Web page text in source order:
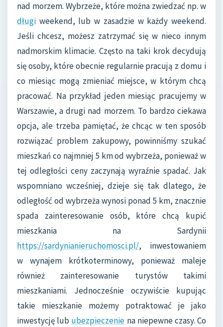
nad morzem. Wybrzeże, które można zwiedzać np. w
długi weekend, lub w zasadzie w każdy weekend.
Jeśli chcesz, możesz zatrzymać się w nieco innym
nadmorskim klimacie. Często na taki krok decydują
się osoby, które obecnie regularnie pracują z domu i
co miesiąc mogą zmieniać miejsce, w którym chcą
pracować. Na przykład jeden miesiąc pracujemy w
Warszawie, a drugi nad morzem. To bardzo ciekawa
opcja, ale trzeba pamiętać, że chcąc w ten sposób
rozwiązać problem zakupowy, powinniśmy szukać
mieszkań co najmniej 5 km od wybrzeża, ponieważ w
tej odległości ceny zaczynają wyraźnie spadać. Jak
wspomniano wcześniej, dzieje się tak dlatego, że
odległość od wybrzeża wynosi ponad 5 km, znacznie
spada zainteresowanie osób, które chcą kupić
mieszkania na Sardynii
https://sardynianieruchomosci.pl/, inwestowaniem
w wynajem krótkoterminowy, ponieważ maleje
również zainteresowanie turystów takimi
mieszkaniami. Jednocześnie oczywiście kupując
takie mieszkanie możemy potraktować je jako
inwestycję lub ubezpieczenie na niepewne czasy. Co